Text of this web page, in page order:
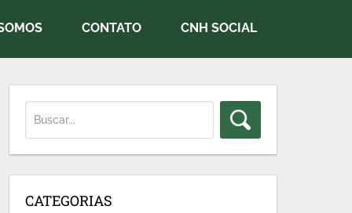
CONTATO CNH SOCIAL
CATEGORIAS